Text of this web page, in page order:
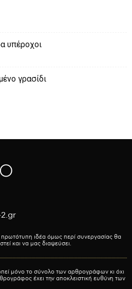
υπέροχοι
γρασίδι
2.gr
ιδέα όμως περί συνεργασίας θα
και να μας διαψεύσει.
μόνο το σύνολο των αρθρογράφων κι όχι
έχει την αποκλειστική ευθύνη των